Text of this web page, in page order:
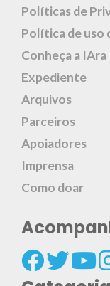
Políticas de
Política de uso
Conheça a IAra
Expediente
Arquivos
Parceiros
Apoiadores
Imprensa
Como doar